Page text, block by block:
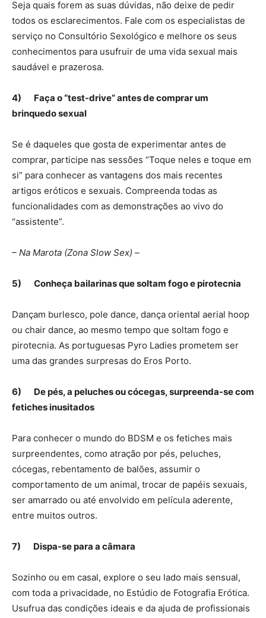
Seja quais forem as suas dúvidas, não deixe de pedir
todos os esclarecimentos. Fale com os especialistas de
serviço no Consultório Sexológico e melhore os seus
conhecimentos para usufruir de uma vida sexual mais
saudável e prazerosa.
4)
Faça o “test-drive” antes de comprar um
brinquedo sexual
Se é daqueles que gosta de experimentar antes de
comprar, participe nas sessões “Toque neles e toque em
si” para conhecer as vantagens dos mais recentes
artigos eróticos e sexuais. Compreenda todas as
funcionalidades com as demonstrações ao vivo do
“assistente”.
– Na Marota (Zona Slow Sex) –
5) Conheça bailarinas que soltam fogo e pirotecnia
Dançam burlesco, pole dance, dança oriental aerial hoop
ou chair dance, ao mesmo tempo que soltam fogo e
pirotecnia. As portuguesas Pyro Ladies prometem ser
uma das grandes surpresas do Eros Porto.
6)
De pés, a peluches ou cócegas, surpreenda-se com
fetiches inusitados
Para conhecer o mundo do BDSM e os fetiches mais
surpreendentes, como atração por pés, peluches,
cócegas, rebentamento de balões, assumir o
comportamento de um animal, trocar de papéis sexuais,
ser amarrado ou até envolvido em película aderente,
entre muitos outros.
7) Dispa-se para a câmara
Sozinho ou em casal, explore o seu lado mais sensual,
com toda a privacidade, no Estúdio de Fotografia Erótica.
Usufrua das condições ideais e da ajuda de profissionais